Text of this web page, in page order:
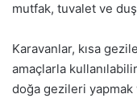
mutfak, tuvalet ve
Karavanlar, kısa
amaçlarla
doğa gezileri yapmak